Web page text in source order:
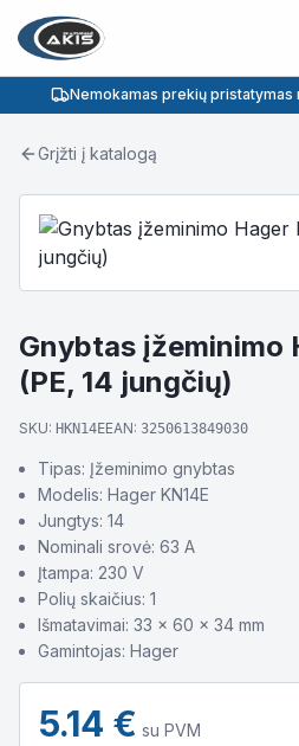
Nemokamas prekių pristatymas
Grįžti į katalogą
Gnybtas įžeminimo
(PE, 14 jungčių)
SKU: HKN14EEAN: 3250613849030
Tipas: Įžeminimo gnybtas
Modelis: Hager KN14E
Jungtys: 14
Nominali srovė: 63 A
Įtampa: 230 V
Polių skaičius: 1
Išmatavimai: 33 × 60 × 34 mm
Gamintojas: Hager
5.14 € su PVM